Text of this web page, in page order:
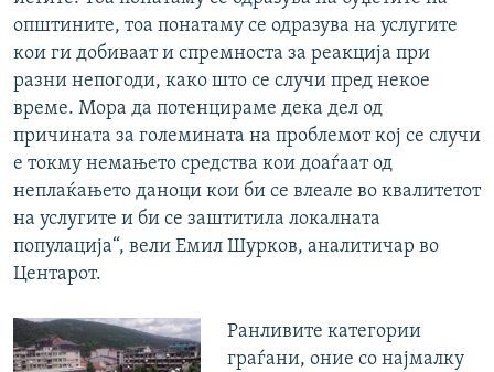
општините, тоа понатаму се одразува на услугите
кои ги добиваат и спремноста за реакција при
разни непогоди, како што се случи пред некое
време. Мора да потенцираме дека дел од
причината за големината на проблемот кој се случи
е токму немањето средства кои доаѓаат од
неплаќањето даноци кои би се влеале во квалитетот
на услугите и би се заштитила локалната
популација“, вели Емил Шурков, аналитичар во
Центарот.
Ранливите категории
граѓани, оние со најмалку